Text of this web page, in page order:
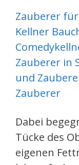
Zauberer
Kellner
Zauberer in
und
Zauberer
Dabei
Tücke des
eigenen